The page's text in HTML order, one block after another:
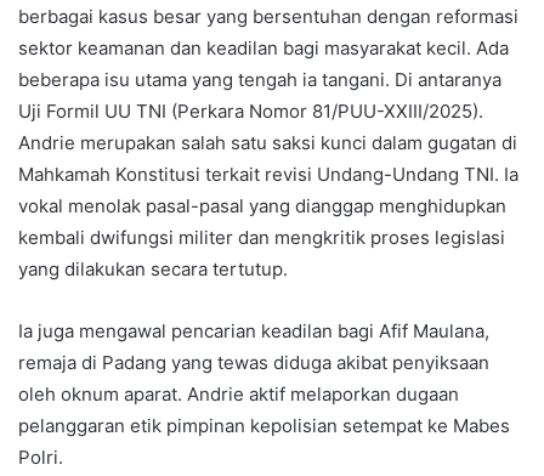
berbagai kasus besar yang bersentuhan dengan reformasi
sektor keamanan dan keadilan bagi masyarakat kecil. Ada
beberapa isu utama yang tengah ia tangani. Di antaranya
Uji Formil UU TNI (Perkara Nomor 81/PUU-XXIII/2025).
Andrie merupakan salah satu saksi kunci dalam gugatan di
Mahkamah Konstitusi terkait revisi Undang-Undang TNI. Ia
vokal menolak pasal-pasal yang dianggap menghidupkan
kembali dwifungsi militer dan mengkritik proses legislasi
yang dilakukan secara tertutup.
Ia juga mengawal pencarian keadilan bagi Afif Maulana,
remaja di Padang yang tewas diduga akibat penyiksaan
oleh oknum aparat. Andrie aktif melaporkan dugaan
pelanggaran etik pimpinan kepolisian setempat ke Mabes
Polri.